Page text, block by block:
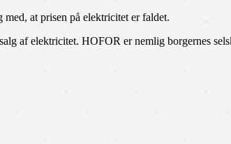
at prisen på elektricitet er faldet.
af elektricitet. HOFOR er nemlig borgernes